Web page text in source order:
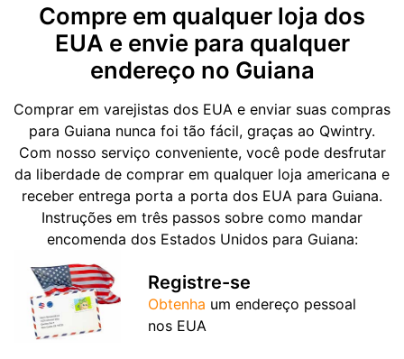
Compre em qualquer loja dos
EUA e envie para qualquer
endereço no Guiana
Comprar em varejistas dos EUA e enviar suas compras
para Guiana nunca foi tão fácil, graças ao Qwintry.
Com nosso serviço conveniente, você pode desfrutar
da liberdade de comprar em qualquer loja americana e
receber entrega porta a porta dos EUA para Guiana.
Instruções em três passos sobre como mandar
encomenda dos Estados Unidos para Guiana:
Registre-se
Obtenha um endereço pessoal
nos EUA